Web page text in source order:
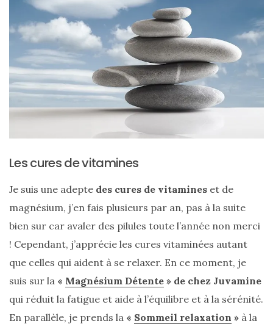
Zoom
sur
le
sac
Small
Paris
16/05/2026
Les cures de vitamines
Je suis une adepte des cures de vitamines et de
magnésium, j’en fais plusieurs par an, pas à la suite
bien sur car avaler des pilules toute l’année non merci
! Cependant, j’apprécie les cures vitaminées autant
que celles qui aident à se relaxer. En ce moment, je
suis sur la « Magnésium Détente » de chez Juvamine
qui réduit la fatigue et aide à l’équilibre et à la sérénité.
En parallèle, je prends la « Sommeil relaxation » à la